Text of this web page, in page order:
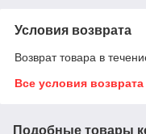
Условия возврата
Возврат товара в
Все условия возврата
Подобные товары